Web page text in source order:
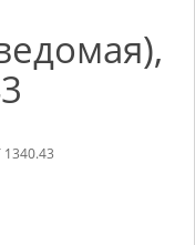
1340.43